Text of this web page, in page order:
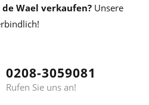
Wael verkaufen?Unsere
0208-3059081
Rufen Sie uns an!